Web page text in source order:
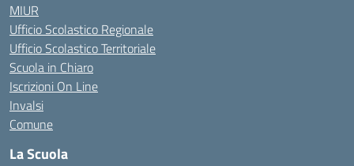
MIUR
Ufficio Scolastico Regionale
Ufficio Scolastico Territoriale
Scuola in Chiaro
Iscrizioni On Line
Invalsi
Comune
La Scuola